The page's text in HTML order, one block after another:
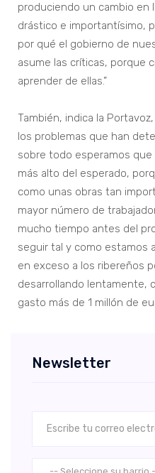
produciendo un cambio en
drástico e importantísimo,
por qué el gobierno de
asume las críticas, porque
aprender de ellas.”
También, indica la
los problemas que han
sobre todo esperamos
más alto del esperado,
como unas obras tan
mayor número de
mucho tiempo antes del
seguir tal y como estamos
en exceso a los ribereños
desarrollando lentamente,
gasto más de 1 millón de
Newsletter